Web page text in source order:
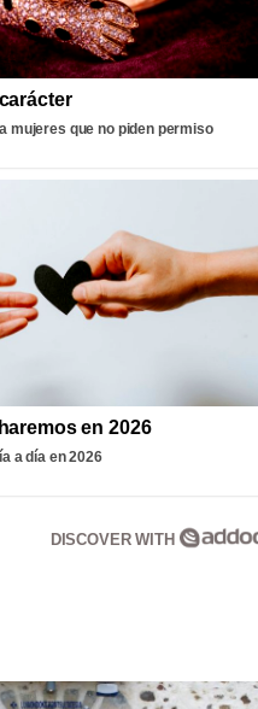
mujeres que no piden permiso
en 2026
a día en 2026
DISCOVER WITH